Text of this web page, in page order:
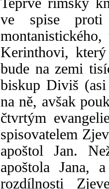
ve spise proti
Kerinthovi,
bude na zemi
biskup Diviš
na ně, avšak
čtvrtým
spisovatelem
apoštol Jan.
apoštola Jana,
rozdílnosti